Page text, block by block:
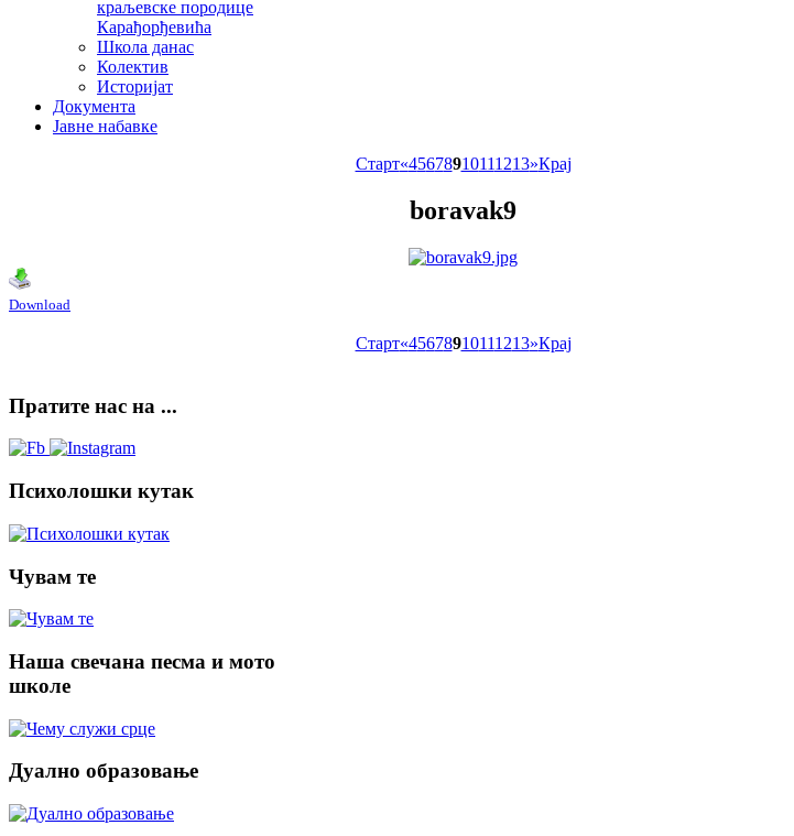
краљевске породице
Карађорђевића
Школа данас
Колектив
Историјат
Документа
Јавне набавке
Старт«45678910111213»Крај
boravak9
Download
Старт«45678910111213»Крај
Пратите нас на ...
Психолошки кутак
Чувам те
Наша свечана песма и мото
школе
Дуално образовање